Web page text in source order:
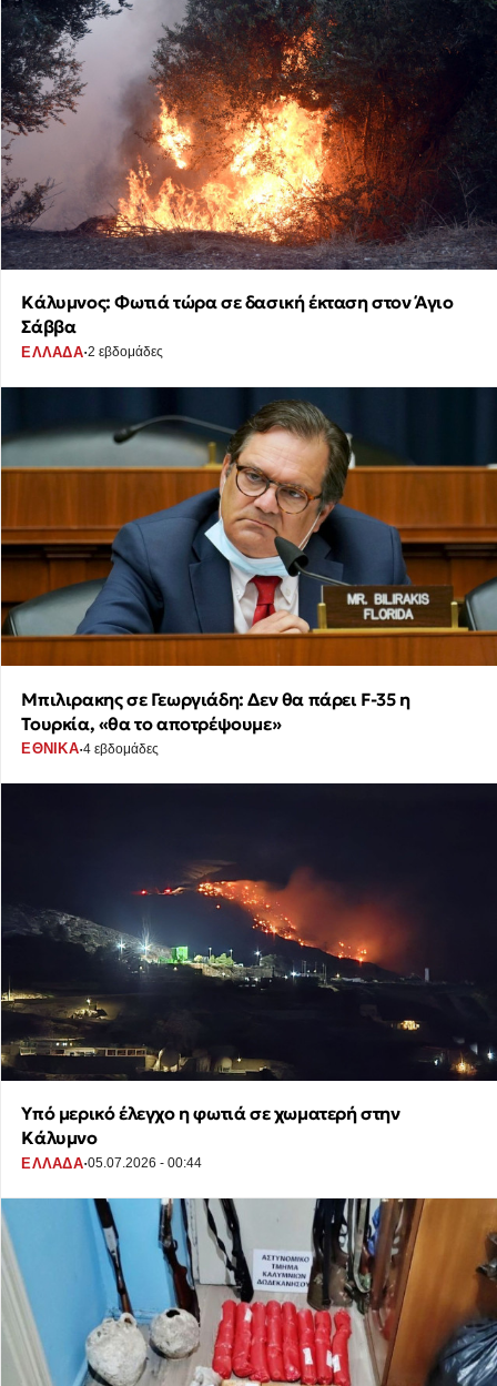
Κάλυμνος: Φωτιά τώρα σε δασική έκταση στον Άγιο
Σάββα
ΕΛΛΑΔΑ·2 εβδομάδες
Μπιλιρακης σε Γεωργιάδη: Δεν θα πάρει F-35 η
Τουρκία, «θα το αποτρέψουμε»
ΕΘΝΙΚΑ·4 εβδομάδες
Υπό μερικό έλεγχο η φωτιά σε χωματερή στην
Κάλυμνο
ΕΛΛΑΔΑ·05.07.2026 - 00:44